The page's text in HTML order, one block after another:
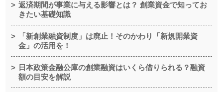
返済期間が事業に与える影響とは？ 創業資金で知ってお
きたい基礎知識
「新創業融資制度」は廃止！そのかわり「新規開業資
金」の活用を！
日本政策金融公庫の創業融資はいくら借りられる？融資
額の目安を解説